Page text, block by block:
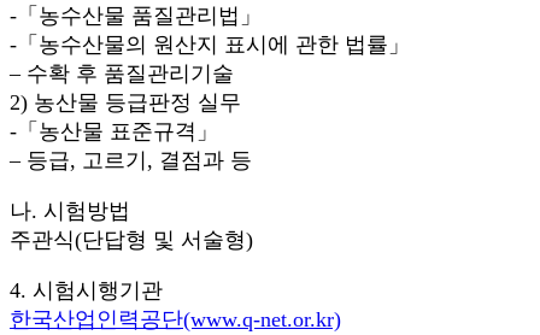
-「농수산물 품질관리법」
-「농수산물의 원산지 표시에 관한 법률」
– 수확 후 품질관리기술
2) 농산물 등급판정 실무
-「농산물 표준규격」
– 등급, 고르기, 결점과 등
나. 시험방법
주관식(단답형 및 서술형)
4. 시험시행기관
한국산업인력공단(www.q-net.or.kr)